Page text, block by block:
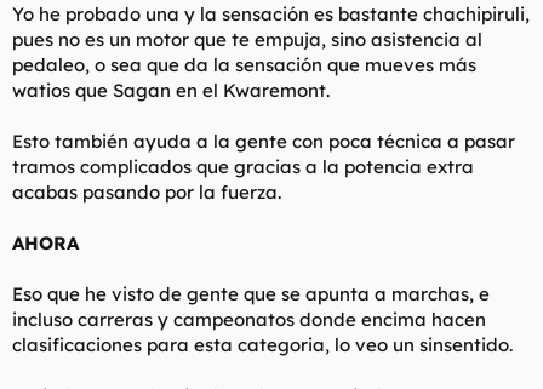
Yo he probado una y la sensación es bastante chachipiruli,
pues no es un motor que te empuja, sino asistencia al
pedaleo, o sea que da la sensación que mueves más
watios que Sagan en el Kwaremont.
Esto también ayuda a la gente con poca técnica a pasar
tramos complicados que gracias a la potencia extra
acabas pasando por la fuerza.
AHORA
Eso que he visto de gente que se apunta a marchas, e
incluso carreras y campeonatos donde encima hacen
clasificaciones para esta categoria, lo veo un sinsentido.